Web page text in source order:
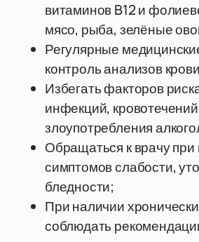
витаминов B12 и
мясо, рыба, зелёные
Регулярные
контроль анализов
Избегать факторов
инфекций,
злоупотребления
Обращаться к врачу при
симптомов слабости,
бледности;
При наличии
соблюдать